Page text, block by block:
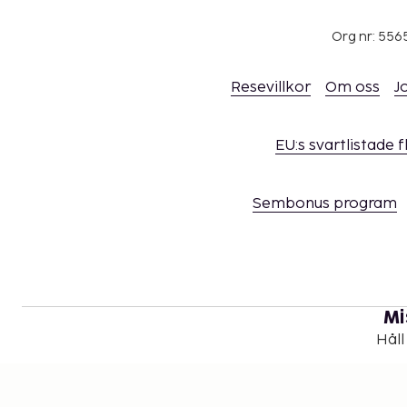
Org nr:
Resevillkor Om oss
EU:s svartlistade
Sembonus program